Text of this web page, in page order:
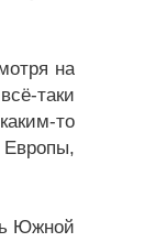
на
таки
то
Европы,
Южной